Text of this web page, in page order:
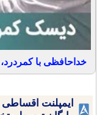
خداحافظی با
ایمپلنت